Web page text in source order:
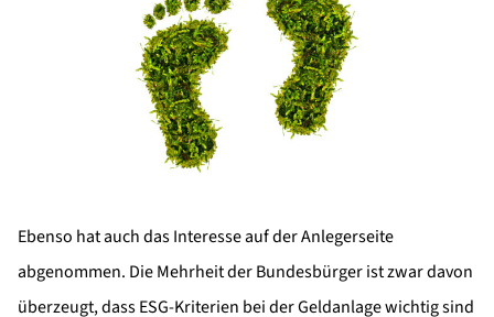
Ebenso hat auch das Interesse auf der Anlegerseite
abgenommen. Die Mehrheit der Bundesbürger ist zwar davon
überzeugt, dass ESG-Kriterien bei der Geldanlage wichtig sind